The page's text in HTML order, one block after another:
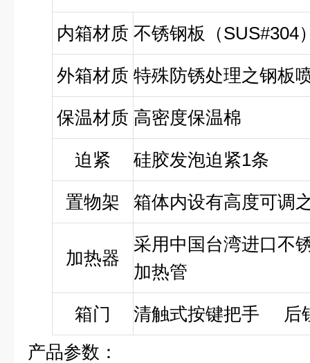
内箱材质 不锈钢板（SUS#304
外箱材质 特殊防锈处理之钢板
保温材质 高密度保温棉
迫紧 硅胶发泡迫紧1条
置物架 箱体内设有高度可调
加热器
采用中国台湾进口不
加热管
箱门
清触式按键把手 后
产品参数：